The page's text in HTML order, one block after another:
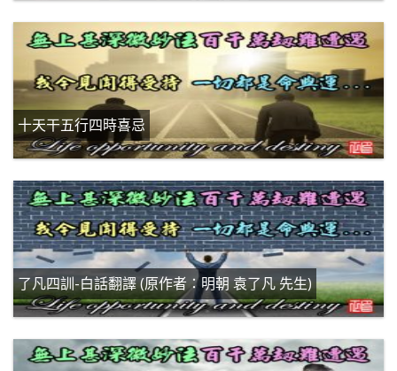
十天干五行四時喜忌
了凡四訓-白話翻譯 (原作者：明朝 袁了凡 先生)